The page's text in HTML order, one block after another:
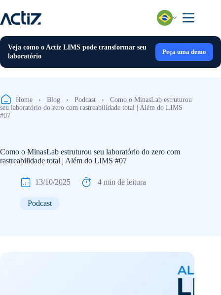
para
o
Veja como o Actiz LIMS pode transformar seu
laboratório
Peça uma demo
Home › Blog › Podcast ›
Como o MinasLab estruturou
seu laboratório do zero com rastreabilidade total | Além do LIMS
#07
Como o MinasLab estruturou seu laboratório do zero com
rastreabilidade total | Além do LIMS #07
13/10/2025 4 min de leitura
Podcast